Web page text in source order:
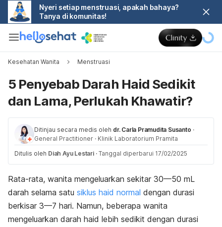
Nyeri setiap menstruasi, apakah bahaya?
Tanya di komunitas!
Kesehatan Wanita Menstruasi
5 Penyebab Darah Haid Sedikit
dan Lama, Perlukah Khawatir?
Ditinjau secara medis oleh dr. Carla Pramudita Susanto ·
General Practitioner · Klinik Laboratorium Pramita
Ditulis oleh Diah Ayu Lestari · Tanggal diperbarui 17/02/2025
Rata-rata, wanita mengeluarkan sekitar 30—50 mL
darah selama satu siklus haid normal dengan durasi
berkisar 3—7 hari. Namun, beberapa wanita
mengeluarkan darah haid lebih sedikit dengan durasi